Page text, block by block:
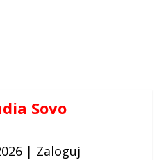
Sovo
| Zaloguj